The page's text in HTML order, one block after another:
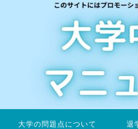
大学の問題点について 退